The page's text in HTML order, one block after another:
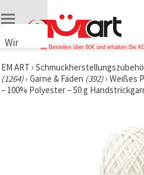
Wir
Cookies
🍪 Wir
verwenden
Bestellen über 80€ und erhalten Sie
EM ART ›
(1264)› Garne & Fäden (392)› Weißes
– 100% Polyester – 50 g